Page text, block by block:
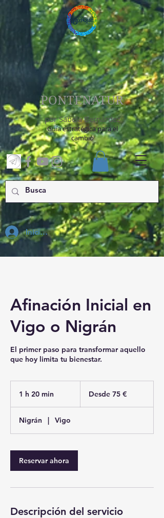
Inicia Sesión
PONTENATUR
por Sabela Bernárdez
Guía estratégica para el
cambio
Afinación Inicial en
Vigo o Nigrán
El primer paso para transformar aquello
1 h 20 min
0
i
n
eurosDesde 75 €
Nigrán | Vigo
Reservar ahora
Descripción del servicio